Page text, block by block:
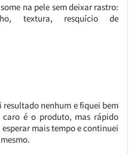
na pele sem deixar rastro:
textura, resquício de
resultado nenhum e fiquei bem
é o produto, mas rápido
mais tempo e continuei